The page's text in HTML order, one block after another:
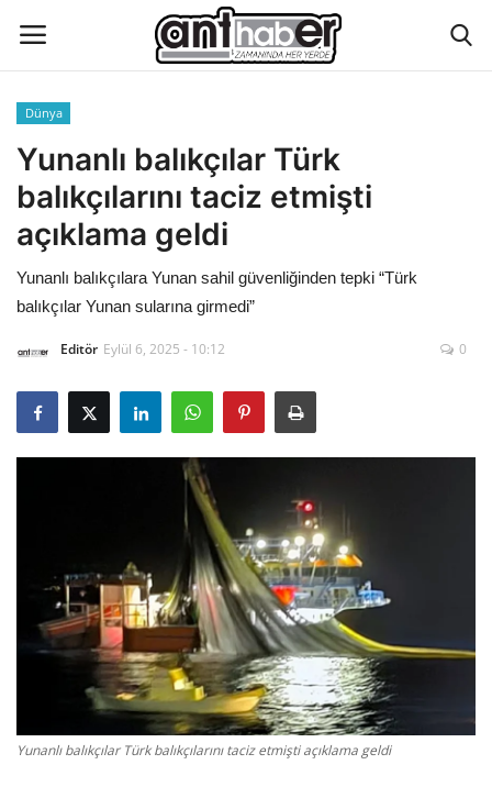
Künye
Eğitim
Hakkımızda
Asayiş
Reklam ve İşbirliği
Bodrum Trafik Yoğunluk Haritası
Dünya
Yunanlı balıkçılar Türk
balıkçılarını taciz etmişti
açıklama geldi
Yunanlı balıkçılara Yunan sahil güvenliğinden tepki “Türk
balıkçılar Yunan sularına girmedi”
Editör Eylül 6, 2025 - 10:12 0
Yunanlı balıkçılar Türk balıkçılarını taciz etmişti açıklama geldi